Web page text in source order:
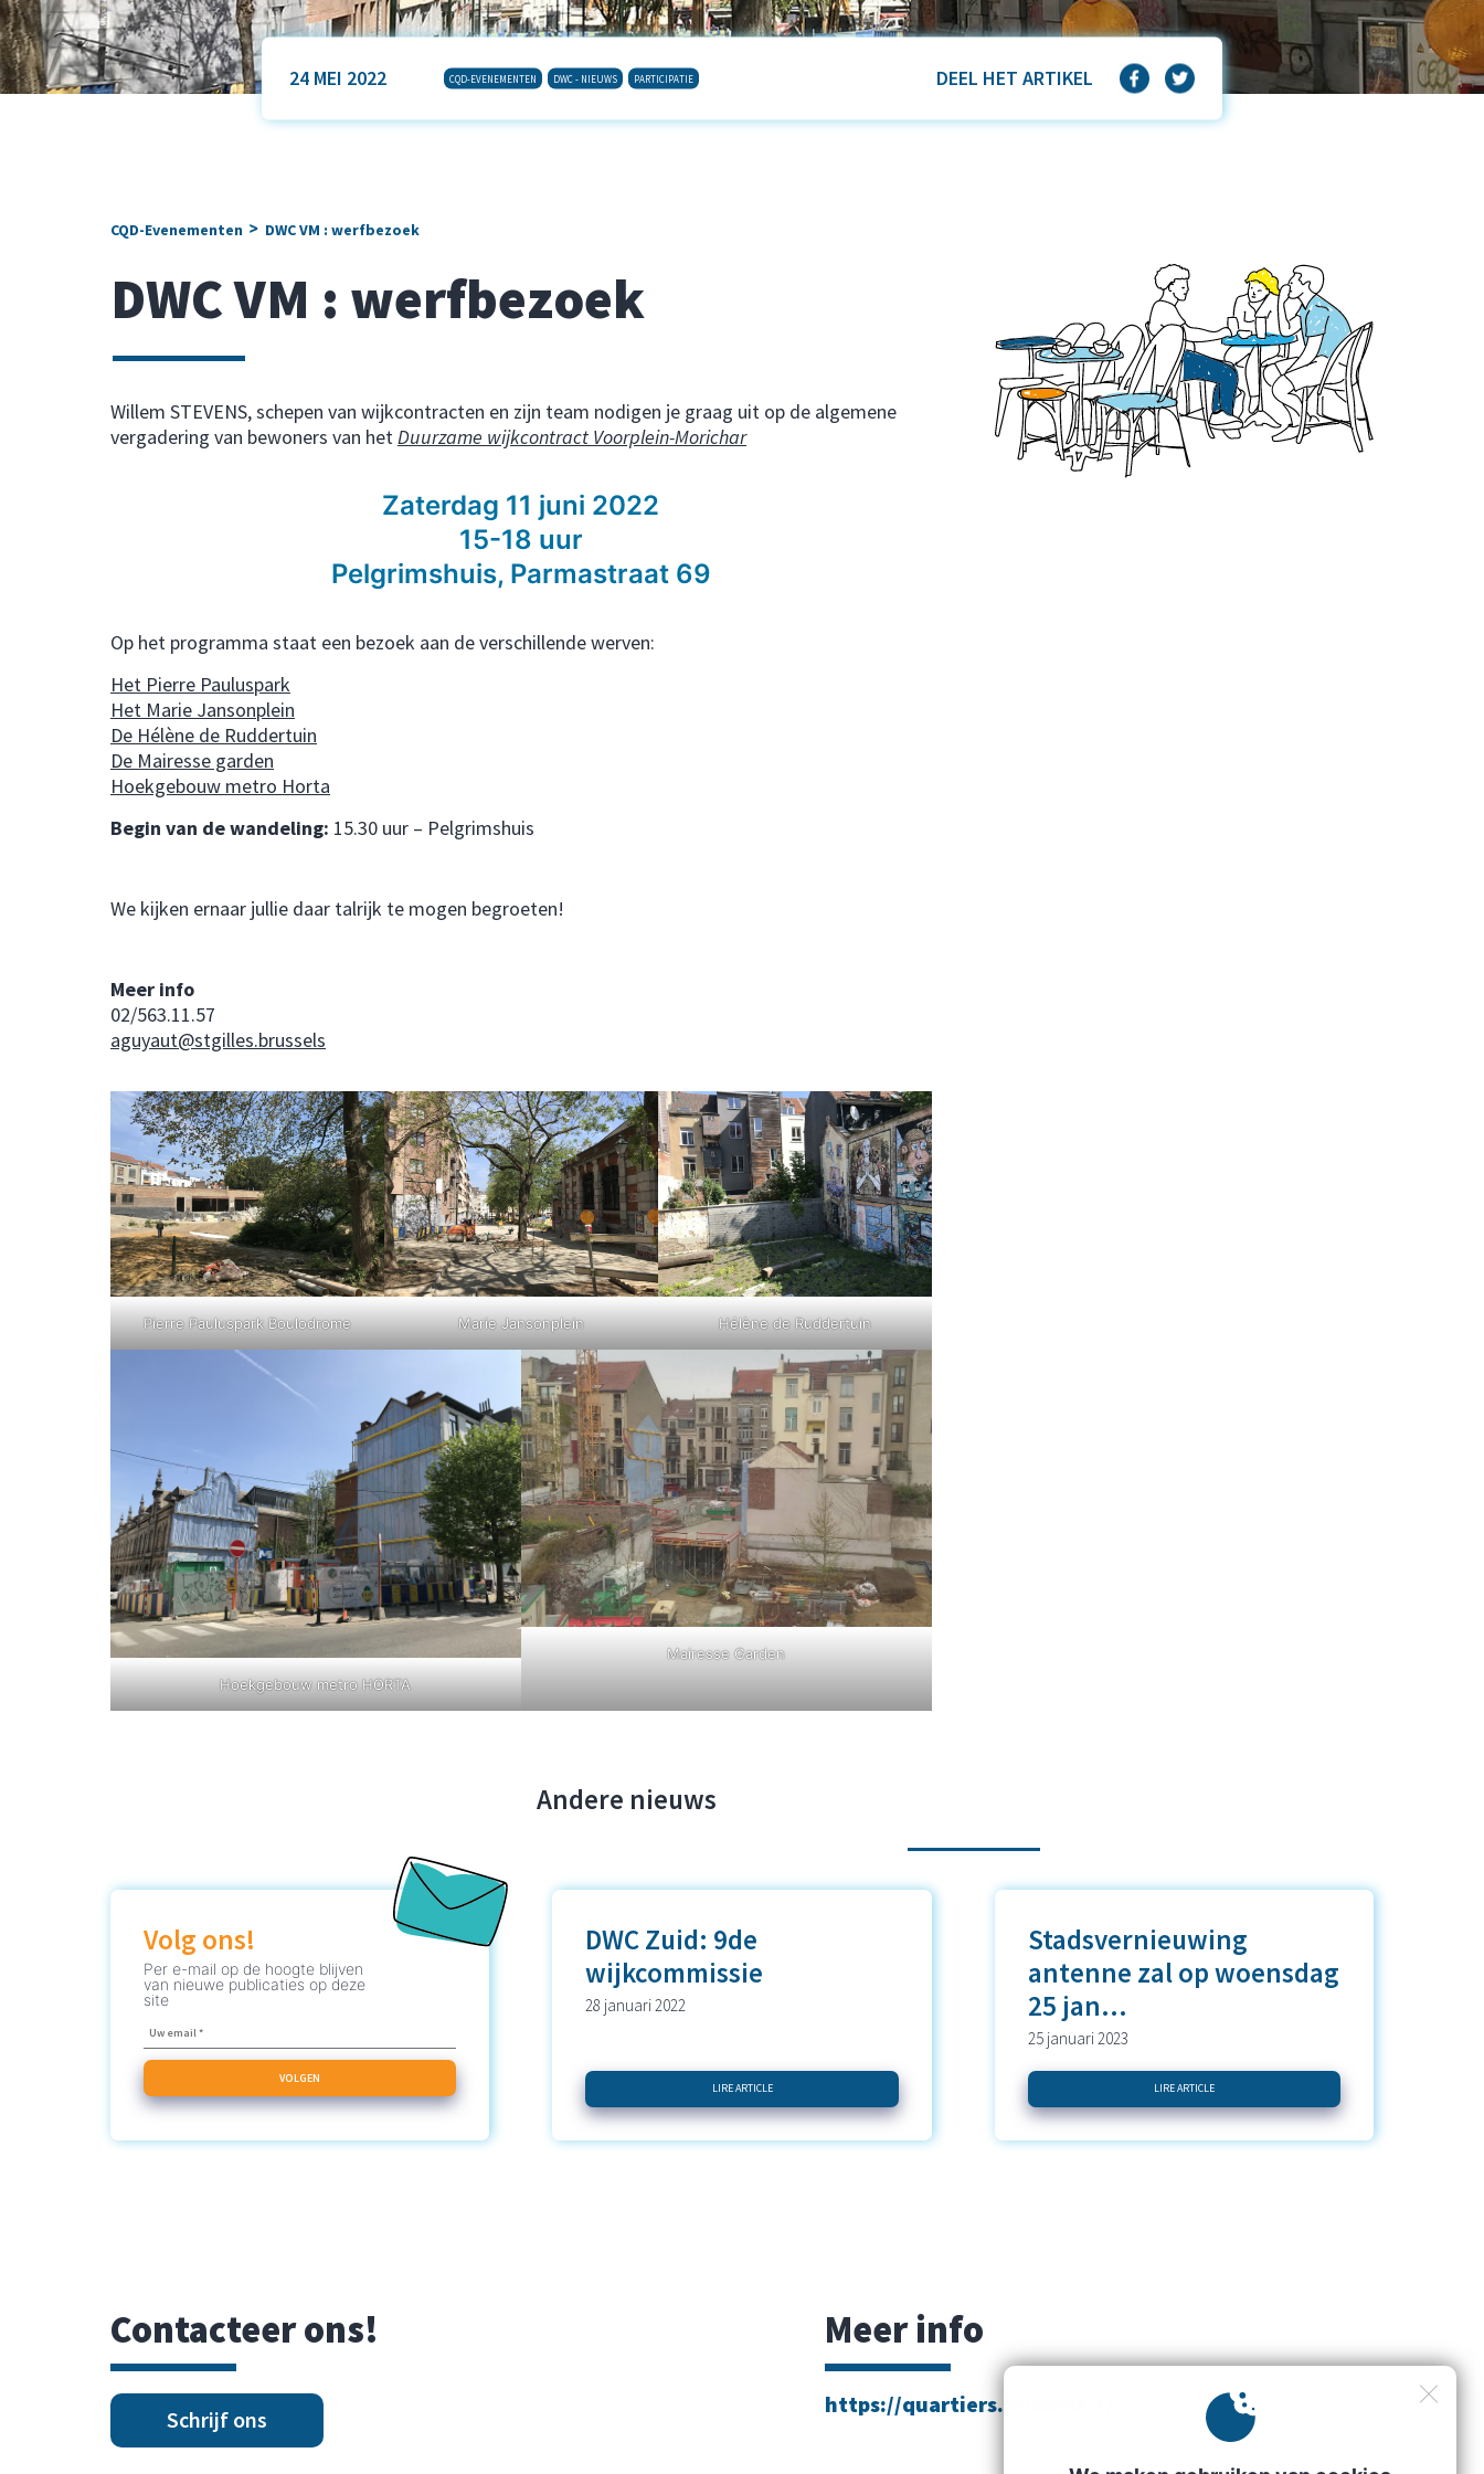
24 MEI 2022 CQD-EVENEMENTEN DWC - NIEUWS PARTICIPATIE DEEL HET ARTIKEL
CQD-Evenementen > DWC VM : werfbezoek
DWC VM : werfbezoek
Willem STEVENS, schepen van wijkcontracten en zijn team nodigen je graag uit op de algemene
vergadering van bewoners van hetDuurzame wijkcontract Voorplein-Morichar
Zaterdag 11 juni 2022
15-18 uur
Pelgrimshuis, Parmastraat 69
Op het programma staat een bezoek aan de verschillende werven:
Het Pierre Pauluspark
Het Marie Jansonplein
De Hélène de Ruddertuin
De Mairesse garden
Hoekgebouw metro Horta
Begin van de wandeling: 15.30 uur – Pelgrimshuis
We kijken ernaar jullie daar talrijk te mogen begroeten!
Meer info
02/563.11.57
aguyaut@stgilles.brussels
Pierre Pauluspark Boulodrome Marie Jansonplein Hélène de Ruddertuin
Hoekgebouw metro HORTA
Mairesse Garden
Andere nieuws
Volg ons!
Per e-mail op de hoogte blijven
van nieuwe publicaties op deze
site
DWC Zuid: 9de
wijkcommissie
28 januari 2022
LIRE ARTICLE
Stadsvernieuwing
antenne zal op woensdag
25 jan...
25 januari 2023
LIRE ARTICLE
Contacteer ons!
Schrijf ons
Meer info
https://quartiers.brussels/1/